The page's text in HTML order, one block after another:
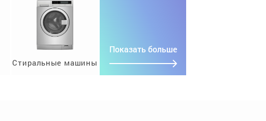
Стиральные машины
Показать больше